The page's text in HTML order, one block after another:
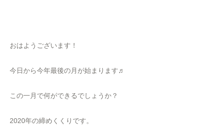
おはようございます！
今日から今年最後の月が始まります♬
この一月で何ができるでしょうか？
2020年の締めくくりです。